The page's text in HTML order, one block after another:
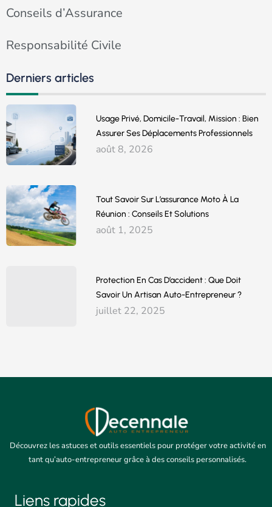
Conseils d’Assurance
Responsabilité Civile
Derniers articles
Usage Privé, Domicile-Travail, Mission : Bien
Assurer Ses Déplacements Professionnels
août 8, 2026
Tout Savoir Sur L’assurance Moto À La
Réunion : Conseils Et Solutions
août 1, 2025
Protection En Cas D’accident : Que Doit
Savoir Un Artisan Auto-Entrepreneur ?
juillet 22, 2025
Découvrez les astuces et outils essentiels pour protéger votre activité en
tant qu’auto-entrepreneur grâce à des conseils personnalisés.
Liens rapides